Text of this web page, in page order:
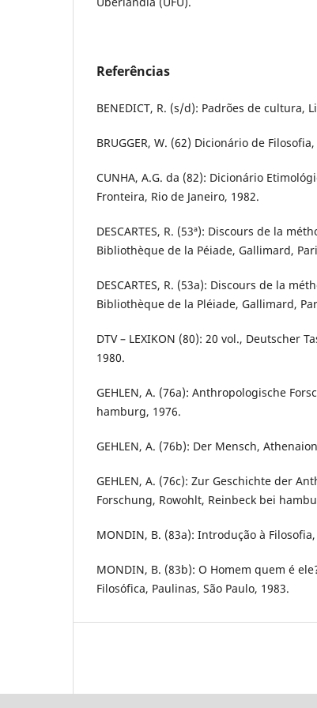
Referências
BENEDICT, R. (s/d): Padrões de cultura,
BRUGGER, W. (62) Dicionário de
CUNHA, A.G. da (82): Dicionário
Fronteira, Rio de Janeiro, 1982.
DESCARTES, R. (53ª): Discours de la
Bibliothèque de la Péiade, Gallimard,
DESCARTES, R. (53a): Discours de la
Bibliothèque de la Pléiade, Gallimard,
DTV – LEXIKON (80): 20 vol., Deutscher
1980.
GEHLEN, A. (76a): Anthropologische
hamburg, 1976.
GEHLEN, A. (76b): Der Mensch,
GEHLEN, A. (76c): Zur Geschichte der
Forschung, Rowohlt, Reinbeck bei
MONDIN, B. (83a): Introdução à
MONDIN, B. (83b): O Homem quem é
Filosófica, Paulinas, São Paulo, 1983.